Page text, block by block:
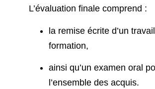
L’évaluation finale comprend :
la remise écrite d’un
formation,
ainsi qu’unexamen oral
l’ensemble des acquis.